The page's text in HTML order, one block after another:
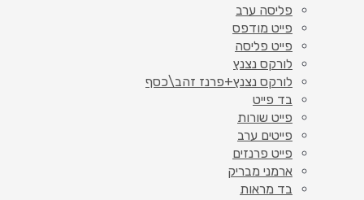
פליסה ערב
פייט מודפס
פייט פליסה
לורקס נצנץ
לורקס נצנץ+פרנז זהב\כסף
בד פייט
פייט שורות
פייטים ערב
פייט פרנזים
ארמני מבריק
בד מראות